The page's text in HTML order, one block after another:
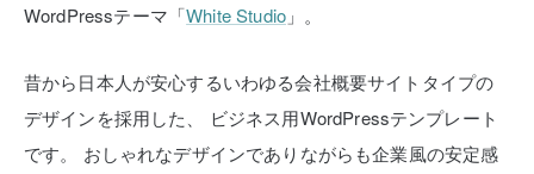
WordPressテーマ「White Studio 」。
昔から日本人が安心するいわゆる会社概要サイトタイプの
デザインを採用した、
ビジネス用WordPressテンプレート
です。
おしゃれなデザインでありながらも企業風の安定感